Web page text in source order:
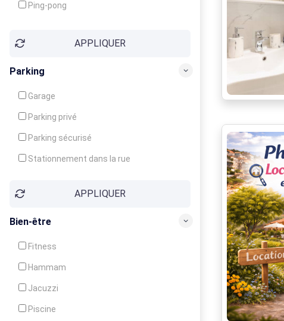
Ping-pong
Jeux d'enfantsAPPLIQUER
Parking
Garage
Parking privé
Parking sécurisé
Stationnement dans la rue
APPLIQUER
Bien-être
Fitness
Hammam
Jacuzzi
Piscine